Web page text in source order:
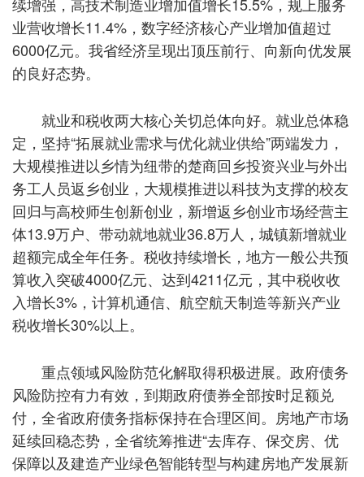
业营收增长11.4%，数字经济核心产业增加值超过
6000亿元。我省经济呈现出顶压前行、向新向优发展
的良好态势。
就业和税收两大核心关切总体向好。就业总体稳
定，坚持“拓展就业需求与优化就业供给”两端发力，
大规模推进以乡情为纽带的楚商回乡投资兴业与外出
务工人员返乡创业，大规模推进以科技为支撑的校友
回归与高校师生创新创业，新增返乡创业市场经营主
体13.9万户、带动就地就业36.8万人，城镇新增就业
超额完成全年任务。税收持续增长，地方一般公共预
算收入突破4000亿元、达到4211亿元，其中税收收
入增长3%，计算机通信、航空航天制造等新兴产业
税收增长30%以上。
重点领域风险防范化解取得积极进展。政府债务
风险防控有力有效，到期政府债券全部按时足额兑
付，全省政府债务指标保持在合理区间。房地产市场
延续回稳态势，全省统筹推进“去库存、保交房、优
保障以及建造产业绿色智能转型与构建房地产发展新